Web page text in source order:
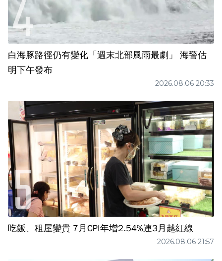
白海豚路徑仍有變化「週末北部風雨最劇」 海警估
明下午發布
2026.08.06 20:33
吃飯、租屋變貴 7月CPI年增2.54%連3月越紅線
2026.08.06 21:57